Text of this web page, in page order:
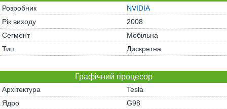
Розробник
NVIDIA
Рік виходу
2008
Сегмент
Мобільна
Тип
Дискретна
Графічний процесор
Архітектура
Tesla
Ядро
G98